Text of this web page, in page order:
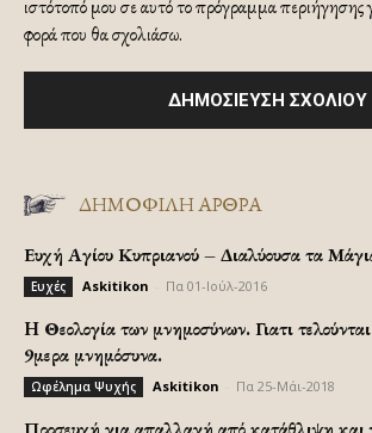
ιστότοπό μου σε αυτό το πρόγραμμα περιήγησης
φορά που θα σχολιάσω.
ΔΗΜΟΦΙΛΗ ΑΡΘΡΑ
Ευχή Αγίου Κυπριανού – Διαλύουσα τα
Ευχές Askitikon Πα 01-Ιούλ-2016
H Θεολογία των μνημοσύνων. Γιατι
9μερα μνημόσυνα.
Ωφέλημα Ψυχής Askitikon Πα 25-Μάι-2018